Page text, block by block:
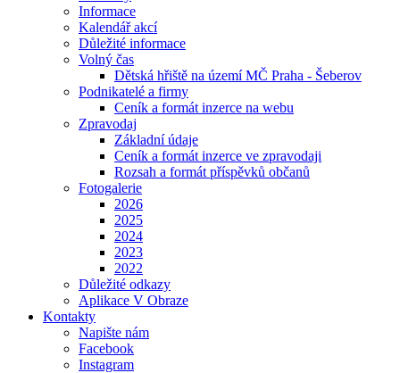
Informace
Kalendář akcí
Důležité informace
Volný čas
Dětská hřiště na území MČ Praha - Šeberov
Podnikatelé a firmy
Ceník a formát inzerce na webu
Zpravodaj
Základní údaje
Ceník a formát inzerce ve zpravodaji
Rozsah a formát příspěvků občanů
Fotogalerie
2026
2025
2024
2023
2022
Důležité odkazy
Aplikace V Obraze
Kontakty
Napište nám
Facebook
Instagram